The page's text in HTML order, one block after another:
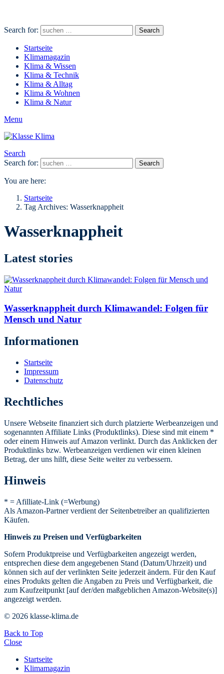
Search for: Search
Startseite
Klimamagazin
Klima & Wissen
Klima & Technik
Klima & Alltag
Klima & Wohnen
Klima & Natur
Menu
Search
Search for:
Search
You are here:
Startseite
Tag Archives: Wasserknappheit
Wasserknappheit
Latest stories
Wasserknappheit durch Klimawandel: Folgen für
Mensch und Natur
Informationen
Startseite
Impressum
Datenschutz
Rechtliches
Unsere Webseite finanziert sich durch platzierte Werbeanzeigen und
sogenannten Affiliate Links (Produktlinks). Diese sind mit einem *
oder einem Hinweis auf Amazon verlinkt. Durch das Anklicken der
Produktlinks bzw. Werbeanzeigen verdienen wir einen kleinen
Betrag, der uns hilft, diese Seite weiter zu verbessern.
Hinweis
* = Afilliate-Link (=Werbung)
Als Amazon-Partner verdient der Seitenbetreiber an qualifizierten
Käufen.
Hinweis zu Preisen und Verfügbarkeiten
Sofern Produktpreise und Verfügbarkeiten angezeigt werden,
entsprechen diese dem angegebenen Stand (Datum/Uhrzeit) und
können sich auf der verlinkten Seite jederzeit ändern. Für den Kauf
eines Produkts gelten die Angaben zu Preis und Verfügbarkeit, die
zum Kaufzeitpunkt [auf der/den maßgeblichen Amazon-Website(s)]
angezeigt werden.
© 2026 klasse-klima.de
Back to Top
Close
Startseite
Klimamagazin